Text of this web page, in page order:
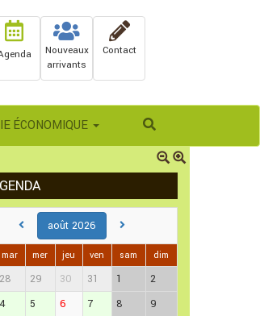
Contact
Nouveaux
arrivants
Rechercher
ÉCONOMIQUE
août 2026
mar mer jeu ven sam dim
28 29 30 31 1
2
4 5 6 7 8
9